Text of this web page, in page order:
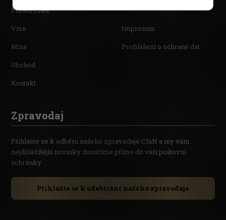
Příběh CfaN
Vize
Mise
Obchod
Kontakt
Impresum
Prohlášení o ochraně dat
Zpravodaj
Přihlaste se k odběru našeho zpravodaje CfaN a my vám
nejdůležitější novinky doručíme přímo do vaší poštovní
schránky.
Přihlašte se k odebírání našeho zpravodaje